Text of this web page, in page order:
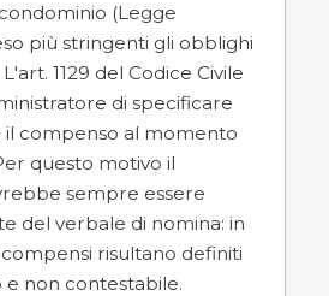
(Legge
più stringenti gli obblighi
1129 del Codice Civile
di specificare
il compenso al momento
questo motivo il
sempre essere
del verbale di nomina: in
risultano definiti
non contestabile.